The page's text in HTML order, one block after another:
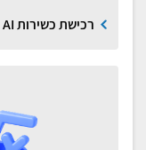
רכישת כשירות AI